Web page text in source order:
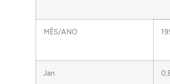
MÊS/ANO
Jan